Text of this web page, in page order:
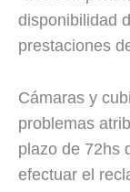
disponibilidad
prestaciones
Cámaras y
problemas
plazo de 72hs
efectuar el